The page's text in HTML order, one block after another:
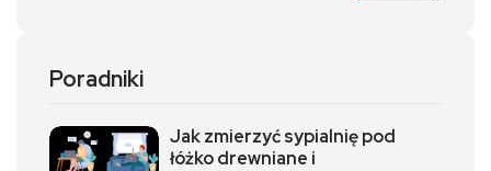
Poradniki
Jak zmierzyć sypialnię pod
łóżko drewniane i